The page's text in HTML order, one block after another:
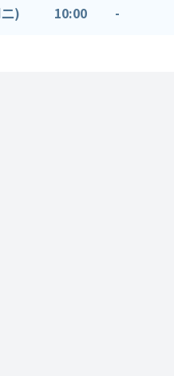
) 10:00 -